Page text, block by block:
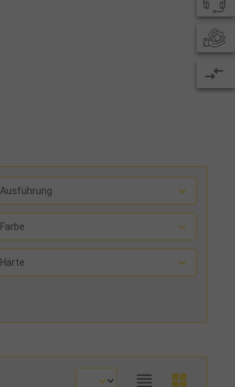
Ausführung
Farbe
Härte